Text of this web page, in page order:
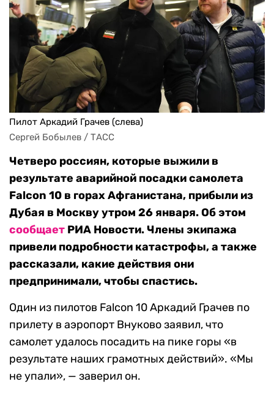
Пилот Аркадий Грачев (слева)
Сергей Бобылев / ТАСС
Четверо россиян, которые выжили в
результате аварийной посадки самолета
Falcon 10 в горах Афганистана, прибыли из
Дубая в Москву утром 26 января. Об этом
сообщает РИА Новости. Члены экипажа
привели подробности катастрофы, а также
рассказали, какие действия они
предпринимали, чтобы спастись.
Один из пилотов Falcon 10 Аркадий Грачев по
прилету в аэропорт Внуково заявил, что
самолет удалось посадить на пике горы «в
результате наших грамотных действий». «Мы
не упали», — заверил он.